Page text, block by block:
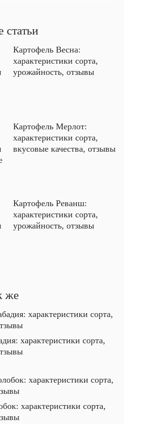
статьи
Картофель Весна:
характеристики сорта,
урожайность, отзывы
Картофель Мерлот:
характеристики сорта,
вкусовые качества, отзывы
Картофель Реванш:
характеристики сорта,
урожайность, отзывы
же
характеристики сорта,
характеристики сорта,